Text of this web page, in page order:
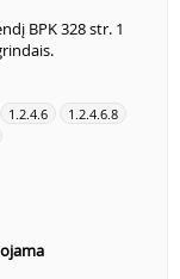
BPK 328 str. 1
1.2.4.6
1.2.4.6.8